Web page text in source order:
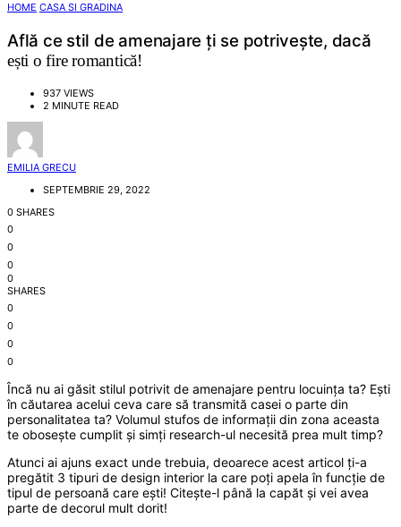
HOME CASA SI GRADINA
Află ce stil de amenajare ți se potrivește, dacă
ești o fire romantică!
937 VIEWS
2 MINUTE READ
EMILIA GRECU
SEPTEMBRIE 29, 2022
0 SHARES
0
0
0
0
SHARES
0
0
0
0
Încă nu ai găsit stilul potrivit de amenajare pentru locuința ta? Ești
în căutarea acelui ceva care să transmită casei o parte din
personalitatea ta? Volumul stufos de informații din zona aceasta
te obosește cumplit și simți research-ul necesită prea mult timp?
Atunci ai ajuns exact unde trebuia, deoarece acest articol ți-a
pregătit 3 tipuri de design interior la care poți apela în funcție de
tipul de persoană care ești! Citește-l până la capăt și vei avea
parte de decorul mult dorit!